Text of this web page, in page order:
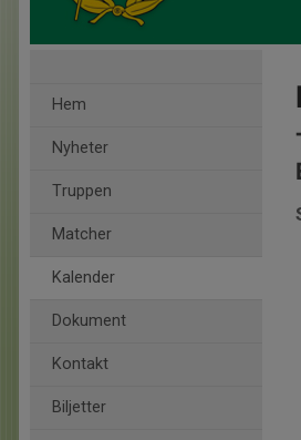
Hem
Nyheter
Truppen
Matcher
Kalender
Dokument
Kontakt
Biljetter